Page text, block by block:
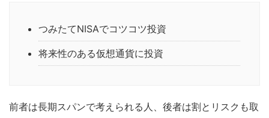
つみたてNISAでコツコツ投資
将来性のある仮想通貨に投資
前者は長期スパンで考えられる人、後者は割とリスクも取